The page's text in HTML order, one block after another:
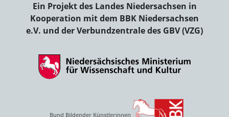
Ein Projekt des Landes Niedersachsen in
Kooperation mit dem BBK Niedersachsen
e.V. und der Verbundzentrale des GBV (VZG)
Bund Bildender Künstlerinnen